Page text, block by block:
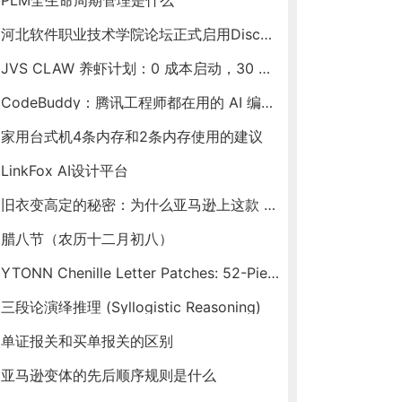
河北软件职业技术学院论坛正式启用Discuz X5版本
JVS CLAW 养虾计划：0 成本启动，30 天见证你的虾塘收益
CodeBuddy：腾讯工程师都在用的 AI 编程助手，新春福利送不停！
家用台式机4条内存和2条内存使用的建议
LinkFox AI设计平台
旧衣变高定的秘密：为什么亚马逊上这款 Ytonn 布贴让手工达人们人手一套？
腊八节（农历十二月初八）
YTONN Chenille Letter Patches: 52-Piece Iron-On Varsity Alphabet Set for DIY Clothing Customization
三段论演绎推理 (Syllogistic Reasoning)
单证报关和买单报关的区别
亚马逊变体的先后顺序规则是什么